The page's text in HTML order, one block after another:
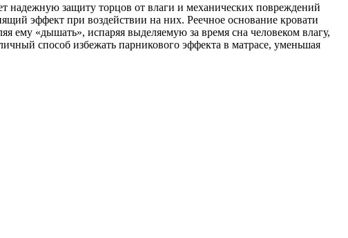
надежную защиту торцов от влаги и механических повреждений
эффект при воздействии на них. Реечное основание кровати
ему «дышать», испаряя выделяемую за время сна человеком влагу,
способ избежать парникового эффекта в матрасе, уменьшая